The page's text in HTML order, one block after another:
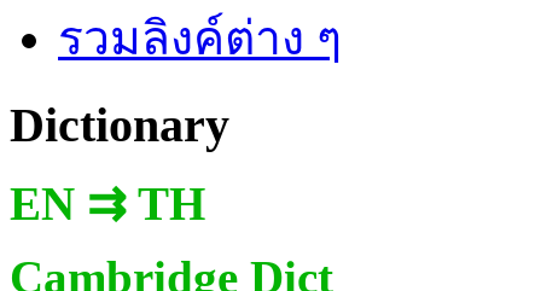
รวมลิงค์ต่าง ๆ
Dictionary
EN ⇉ TH
Cambridge Dict